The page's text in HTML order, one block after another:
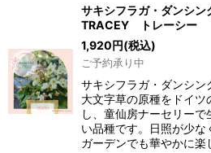
サキシフラガ・ダンシン
TRACEY トレーシー
1,920円(税込)
ご予約承り中
サキシフラガ・ダンシ
大文字草の原種をドイツ
し、童仙房ナーセリー
い品種です。日照が少
ガーデンでも華やかに楽